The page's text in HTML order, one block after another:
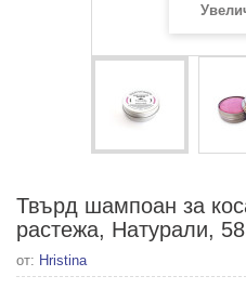
Твърд шампоан за
растежа, Натурали, 58
от: Hristina